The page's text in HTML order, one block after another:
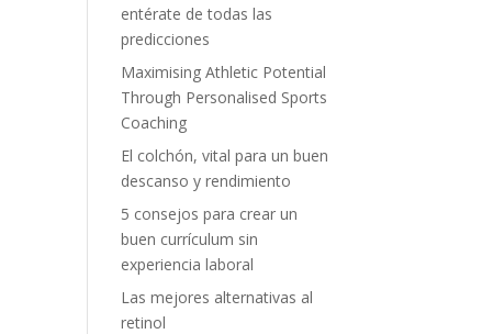
entérate de todas las
predicciones
Maximising Athletic Potential
Through Personalised Sports
Coaching
El colchón, vital para un buen
descanso y rendimiento
5 consejos para crear un
buen currículum sin
experiencia laboral
Las mejores alternativas al
retinol